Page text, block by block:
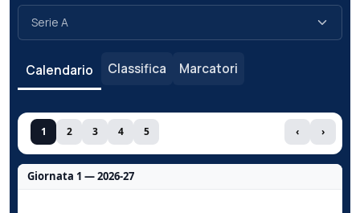
Calendario Classifica Marcatori
1 2 3 4 5 ‹ ›
Giornata 1 — 2026-27